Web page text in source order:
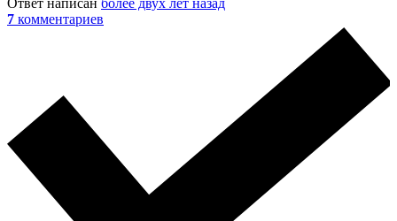
Ответ написан более двух лет назад
7 комментариев